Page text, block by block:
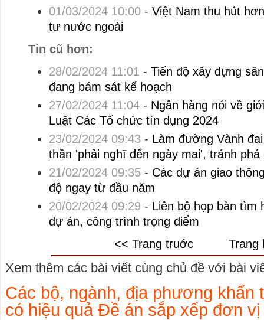
01/03/2024 10:00- Việt Nam thu hút
tư nước ngoài
Tin cũ hơn:
28/02/2024 11:01 - Tiến độ xây dựng
đang bám sát kế hoạch
27/02/2024 11:04- Ngân hàng nói về
Luật Các Tổ chức tín dụng 2024
23/02/2024 09:43 - Làm đường Vành
thần 'phải nghĩ đến ngày mai', tránh phá
21/02/2024 09:35- Các dự án giao
độ ngay từ đầu năm
20/02/2024 09:29 - Liên bộ họp bàn tìm
dự án, công trình trọng điểm
<< Trang truớc
Trang
Xem thêm các bài viết cùng chủ đề với bài
Các bộ, ngành, địa phương khẩn
có hiệu quả Đề án sắp xếp đơn